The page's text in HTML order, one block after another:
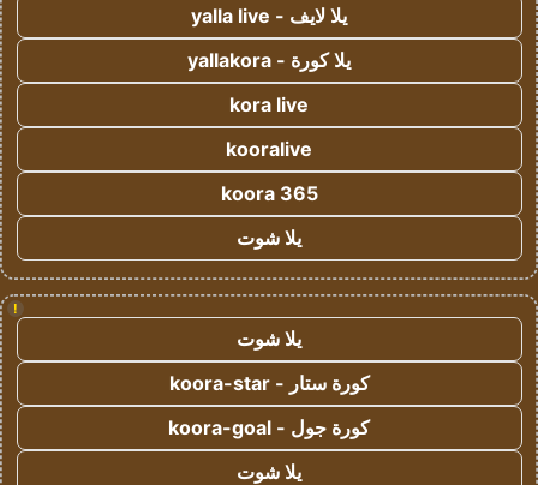
يلا لايف - yalla live
يلا كورة - yallakora
kora live
kooralive
koora 365
يلا شوت
!
يلا شوت
كورة ستار - koora-star
كورة جول - koora-goal
يلا شوت